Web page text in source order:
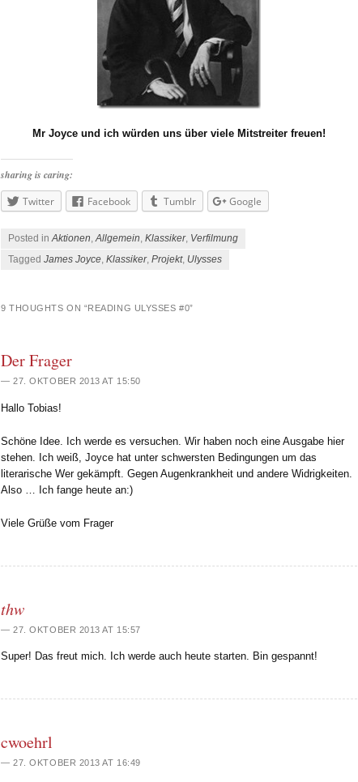
Mr Joyce und ich würden uns über viele Mitstreiter freuen!
sharing is caring:
Twitter
Facebook Tumblr Google
Posted in Aktionen Allgemein Klassiker, Verfilmung
Tagged James Joyce Klassiker, Projekt, Ulysses
9 THOUGHTS ON “READING ULYSSES #0”
Der Frager
27. OKTOBER 2013 AT 15:50
Hallo Tobias!
Schöne Idee. Ich werde es versuchen. Wir haben noch eine Ausgabe hier
stehen. Ich weiß, Joyce hat unter schwersten Bedingungen um das
literarische Wer gekämpft. Gegen Augenkrankheit und andere Widrigkeiten.
Also … Ich fange heute an:)
Viele Grüße vom Frager
thw
27. OKTOBER 2013 AT 15:57
Super! Das freut mich. Ich werde auch heute starten. Bin gespannt!
cwoehrl
27. OKTOBER 2013 AT 16:49